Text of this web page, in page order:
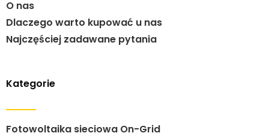
O nas
Dlaczego warto kupować u nas
Najczęściej zadawane pytania
Kategorie
Fotowoltaika sieciowa On-Grid